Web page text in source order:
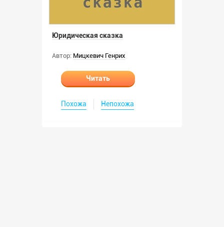
Юридическая сказка
Автор: Мицкевич Генрих
Читать
Похожа Непохожа